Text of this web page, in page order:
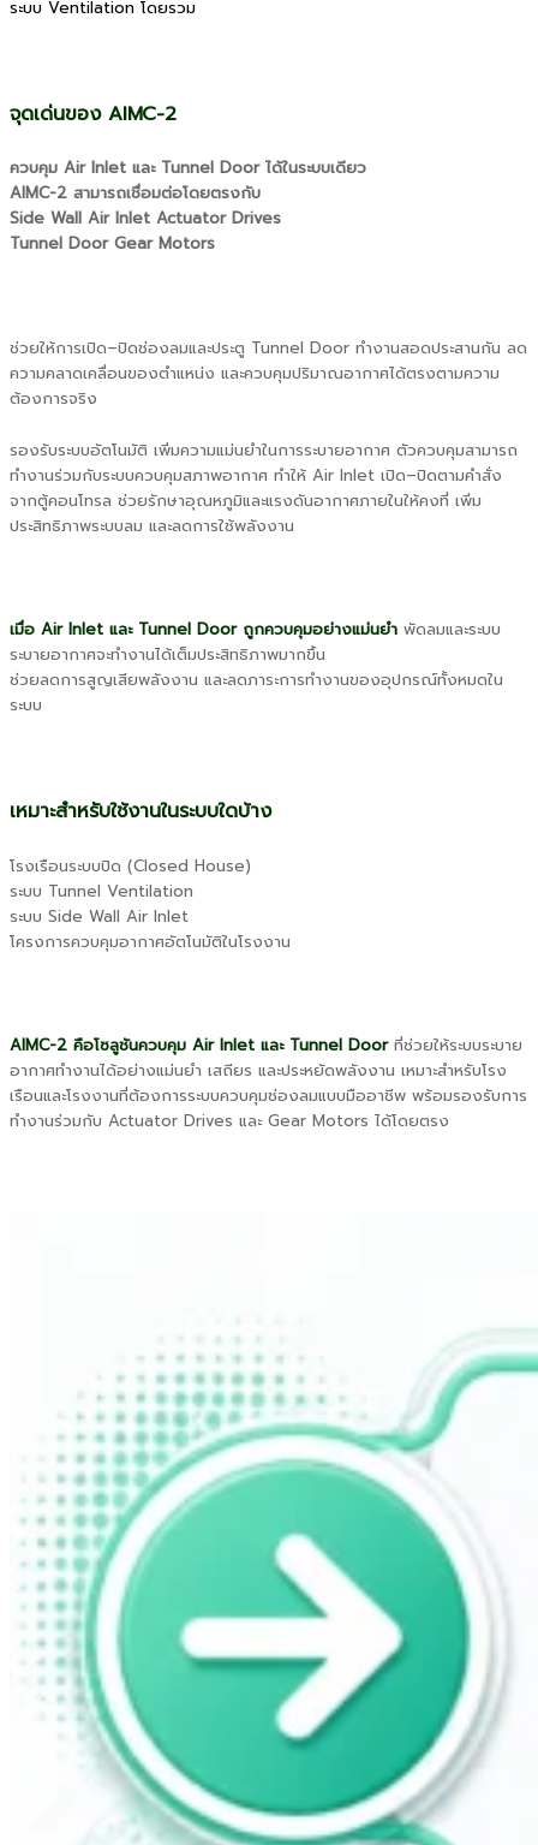
ระบบ Ventilation โดยรวม
จุดเด่นของ AIMC-2
ควบคุม Air Inlet และ Tunnel Door ได้ในระบบเดียว
AIMC-2 สามารถเชื่อมต่อโดยตรงกับ
Side Wall Air Inlet Actuator Drives
Tunnel Door Gear Motors
ช่วยให้การเปิด–ปิดช่องลมและประตู Tunnel Door ทำงานสอดประสานกัน ลด
ความคลาดเคลื่อนของตำแหน่ง และควบคุมปริมาณอากาศได้ตรงตามความ
ต้องการจริง
รองรับระบบอัตโนมัติ เพิ่มความแม่นยำในการระบายอากาศ ตัวควบคุมสามารถ
ทำงานร่วมกับระบบควบคุมสภาพอากาศ ทำให้ Air Inlet เปิด–ปิดตามคำสั่ง
จากตู้คอนโทรล ช่วยรักษาอุณหภูมิและแรงดันอากาศภายในให้คงที่ เพิ่ม
ประสิทธิภาพระบบลม และลดการใช้พลังงาน
เมื่อ Air Inlet และ Tunnel Door ถูกควบคุมอย่างแม่นยำ พัดลมและระบบ
ระบายอากาศจะทำงานได้เต็มประสิทธิภาพมากขึ้น
ช่วยลดการสูญเสียพลังงาน และลดภาระการทำงานของอุปกรณ์ทั้งหมดใน
ระบบ
เหมาะสำหรับใช้งานในระบบใดบ้าง
โรงเรือนระบบปิด (Closed House)
ระบบ Tunnel Ventilation
ระบบ Side Wall Air Inlet
โครงการควบคุมอากาศอัตโนมัติในโรงงาน
AIMC-2 คือโซลูชันควบคุม Air Inlet และ Tunnel Doorที่ช่วยให้ระบบระบาย
อากาศทำงานได้อย่างแม่นยำ เสถียร และประหยัดพลังงาน เหมาะสำหรับโรง
เรือนและโรงงานที่ต้องการระบบควบคุมช่องลมแบบมืออาชีพ พร้อมรองรับการ
ทำงานร่วมกับ Actuator Drives และ Gear Motors ได้โดยตรง